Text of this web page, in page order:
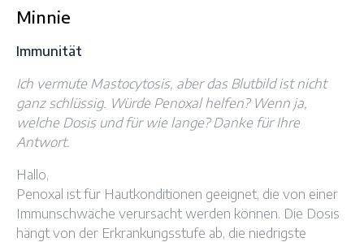
Minnie
Immunität
Ich vermute Mastocytosis, aber das Blutbild ist nicht
ganz schlüssig. Würde Penoxal helfen? Wenn ja,
welche Dosis und für wie lange? Danke für Ihre
Antwort.
Hallo,
Penoxal ist für Hautkonditionen geeignet, die von einer
Immunschwäche verursacht werden können. Die Dosis
hängt von der Erkrankungsstufe ab, die niedrigste